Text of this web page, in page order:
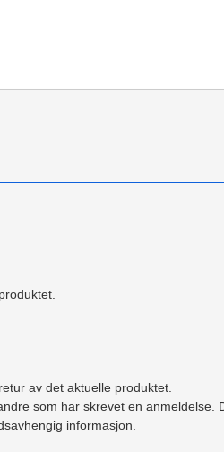
av det aktuelle produktet.
som har skrevet en anmeldelse.
informasjon.